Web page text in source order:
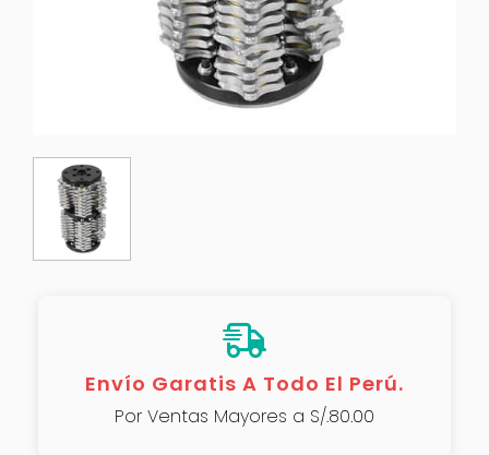
Envío Garatis A Todo El Perú.
Por Ventas Mayores a S/.80.00